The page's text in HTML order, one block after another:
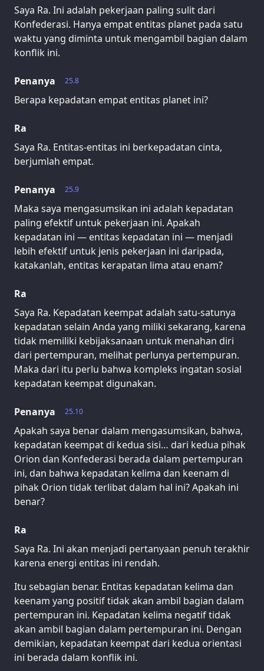
Saya Ra. Ini adalah pekerjaan paling sulit dari
Konfederasi. Hanya empat entitas planet pada satu
waktu yang diminta untuk mengambil bagian dalam
konflik ini.
25.8
Penanya
Berapa kepadatan empat entitas planet ini?
Ra
Saya Ra. Entitas-entitas ini berkepadatan cinta,
berjumlah empat.
25.9
Penanya
Maka saya mengasumsikan ini adalah kepadatan
paling efektif untuk pekerjaan ini. Apakah
kepadatan ini — entitas kepadatan ini — menjadi
lebih efektif untuk jenis pekerjaan ini daripada,
katakanlah, entitas kerapatan lima atau enam?
Ra
Saya Ra. Kepadatan keempat adalah satu-satunya
kepadatan selain Anda yang miliki sekarang, karena
tidak memiliki kebijaksanaan untuk menahan diri
dari pertempuran, melihat perlunya pertempuran.
Maka dari itu perlu bahwa kompleks ingatan sosial
kepadatan keempat digunakan.
25.10
Penanya
Apakah saya benar dalam mengasumsikan, bahwa,
kepadatan keempat di kedua sisi… dari kedua pihak
Orion dan Konfederasi berada dalam pertempuran
ini, dan bahwa kepadatan kelima dan keenam di
pihak Orion tidak terlibat dalam hal ini? Apakah ini
benar?
Ra
Saya Ra. Ini akan menjadi pertanyaan penuh terakhir
karena energi entitas ini rendah.
Itu sebagian benar. Entitas kepadatan kelima dan
keenam yang positif tidak akan ambil bagian dalam
pertempuran ini. Kepadatan kelima negatif tidak
akan ambil bagian dalam pertempuran ini. Dengan
demikian, kepadatan keempat dari kedua orientasi
ini berada dalam konflik ini.